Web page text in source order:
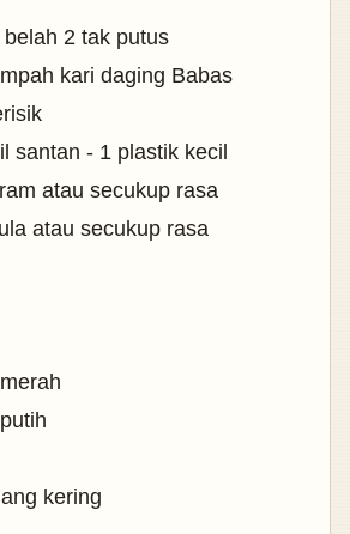
2 tak putus
kari daging Babas
santan - 1 plastik kecil
atau secukup rasa
atau secukup rasa
kering